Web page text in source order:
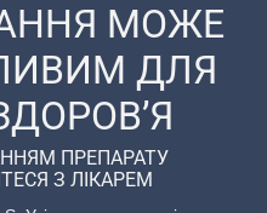
МОЖЕ
ДЛЯ
ПРЕПАРАТУ
З ЛІКАРЕМ